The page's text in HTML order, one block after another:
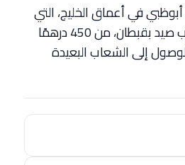
في أعماق الخليج، التي
لا تُبلغ إلا بالقارب. وقارب صيد بقبطان، من 450 درهمًا
إلى الشعاب البعيدة